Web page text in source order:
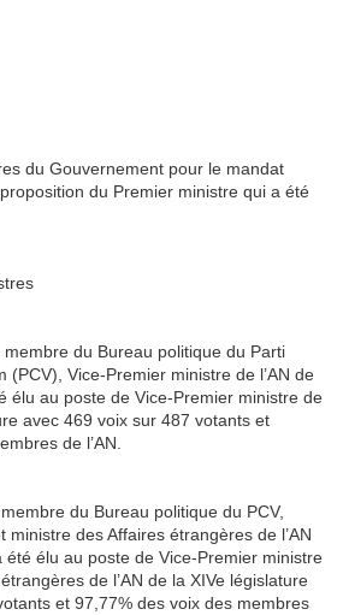
du Gouvernement pour le mandat
du Premier ministre qui a été
du Bureau politique du Parti
(PCV), Vice-Premier ministre de l’AN de
élu au poste de Vice-Premier ministre de
avec 469 voix sur 487 votants et
de l’AN.
du Bureau politique du PCV,
ministre des Affaires étrangères de l’AN
été élu au poste de Vice-Premier ministre
de l’AN de la XIVe législature
et 97,77% des voix des membres